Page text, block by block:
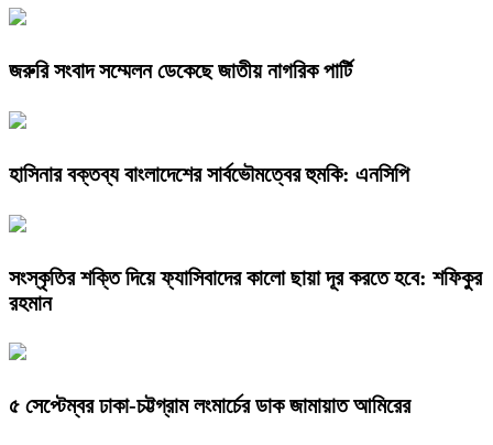
জরুরি সংবাদ সম্মেলন ডেকেছে জাতীয় নাগরিক পার্টি
হাসিনার বক্তব্য বাংলাদেশের সার্বভৌমত্বের হুমকি: এনসিপি
সংস্কৃতির শক্তি দিয়ে ফ্যাসিবাদের কালো ছায়া দূর করতে হবে: শফিকুর
রহমান
৫ সেপ্টেম্বর ঢাকা-চট্টগ্রাম লংমার্চের ডাক জামায়াত আমিরের